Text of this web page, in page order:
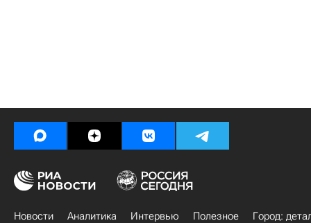
Новости Аналитика Интервью Полезное
Город: